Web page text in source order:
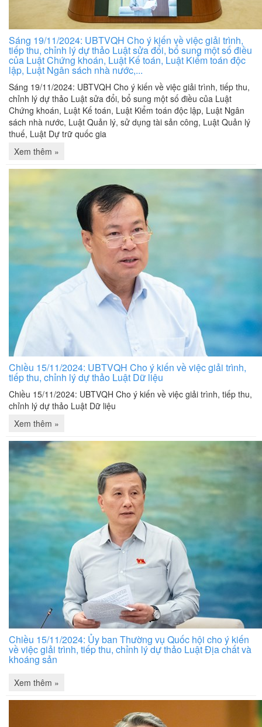
Sáng 19/11/2024: UBTVQH Cho ý kiến về việc giải trình,
tiếp thu, chỉnh lý dự thảo Luật sửa đổi, bổ sung một số điều
của Luật Chứng khoán, Luật Kế toán, Luật Kiểm toán độc
lập, Luật Ngân sách nhà nước,...
Sáng 19/11/2024: UBTVQH Cho ý kiến về việc giải trình, tiếp thu,
chỉnh lý dự thảo Luật sửa đổi, bổ sung một số điều của Luật
Chứng khoán, Luật Kế toán, Luật Kiểm toán độc lập, Luật Ngân
sách nhà nước, Luật Quản lý, sử dụng tài sản công, Luật Quản lý
thuế, Luật Dự trữ quốc gia
Xem thêm »
Chiều 15/11/2024: UBTVQH Cho ý kiến về việc giải trình,
tiếp thu, chỉnh lý dự thảo Luật Dữ liệu
Chiều 15/11/2024: UBTVQH Cho ý kiến về việc giải trình, tiếp thu,
chỉnh lý dự thảo Luật Dữ liệu
Xem thêm »
Chiều 15/11/2024: Ủy ban Thường vụ Quốc hội cho ý kiến
về việc giải trình, tiếp thu, chỉnh lý dự thảo Luật Địa chất và
khoáng sản
Xem thêm »